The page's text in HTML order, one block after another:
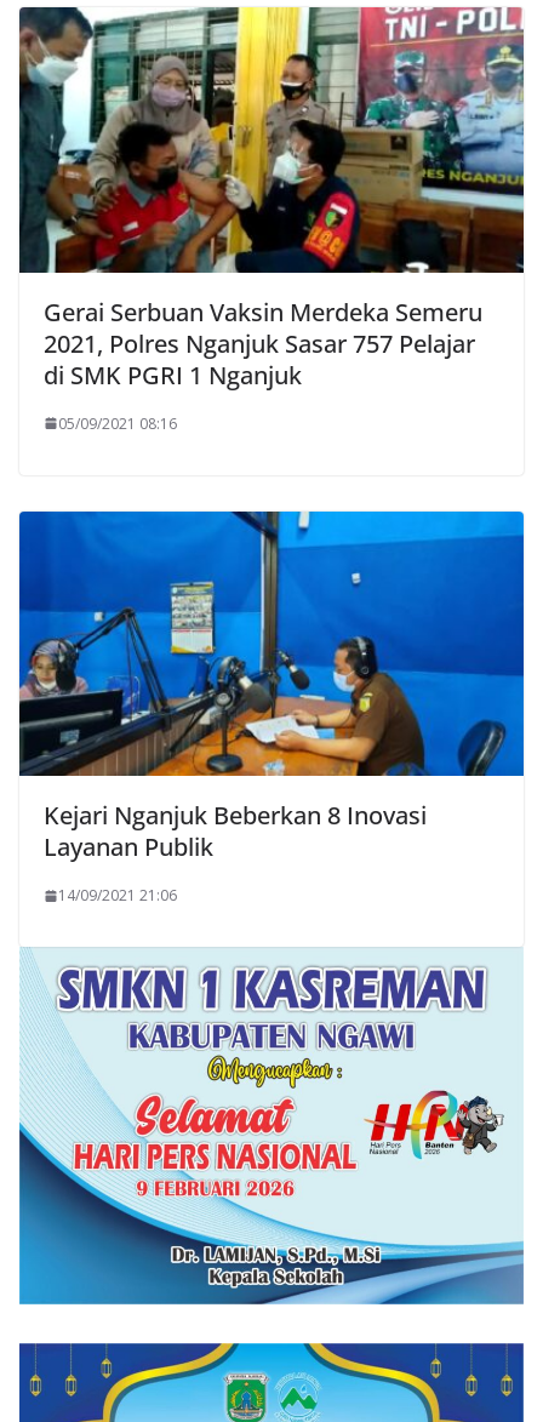
Gerai Serbuan Vaksin Merdeka Semeru
2021, Polres Nganjuk Sasar 757 Pelajar
di SMK PGRI 1 Nganjuk
05/09/2021 08:16
Kejari Nganjuk Beberkan 8 Inovasi
Layanan Publik
14/09/2021 21:06